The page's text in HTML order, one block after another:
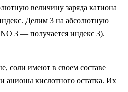
величину заряда катиона
Делим 3 на абсолютную
3 — получается индекс 3).
соли имеют в своем составе
анионы кислотного остатка. Их